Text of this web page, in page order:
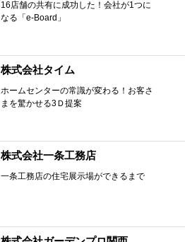
16店舗の共有に成功した！会社が1つに
なる「e-Board」
株式会社タイム
ホームセンターの常識が変わる！お客さ
まを驚かせる3Ｄ提案
株式会社一条工務店
一条工務店の住宅展示場ができるまで